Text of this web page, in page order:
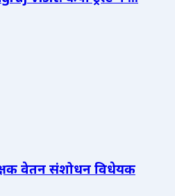
वेतन संशोधन विधेयक